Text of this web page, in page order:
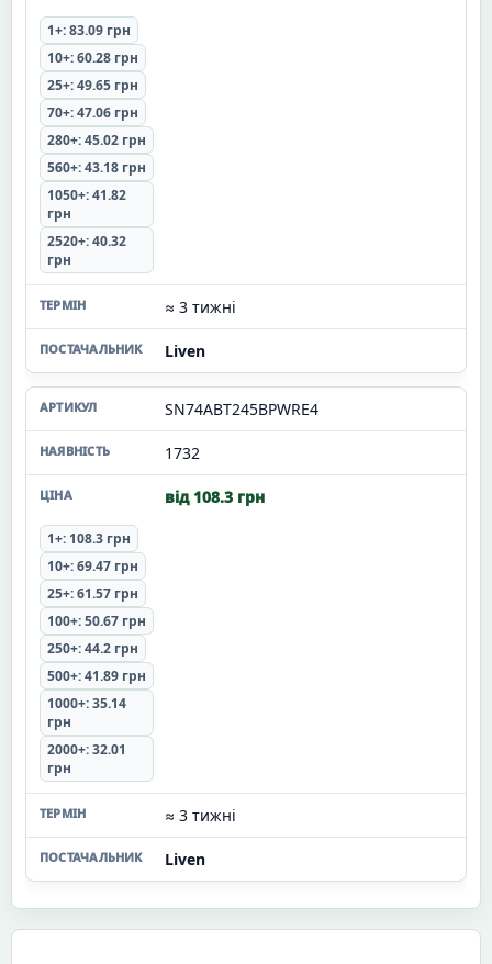
1+: 83.09 грн
10+: 60.28 грн
25+: 49.65 грн
70+: 47.06 грн
280+: 45.02 грн
560+: 43.18 грн
1050+: 41.82
грн
2520+: 40.32
грн
≈ 3 тижні
Liven
SN74ABT245BPWRE4
1732
від 108.3 грн
1+: 108.3 грн
10+: 69.47 грн
25+: 61.57 грн
100+: 50.67 грн
250+: 44.2 грн
500+: 41.89 грн
1000+: 35.14
грн
2000+: 32.01
грн
≈ 3 тижні
Liven